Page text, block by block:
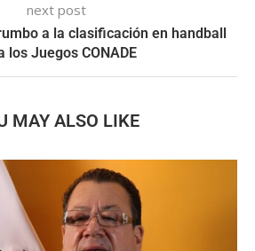
next post
a la clasificación en handball
los Juegos CONADE
MAY ALSO LIKE